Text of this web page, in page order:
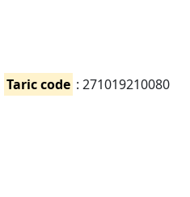
Taric code : 271019210080